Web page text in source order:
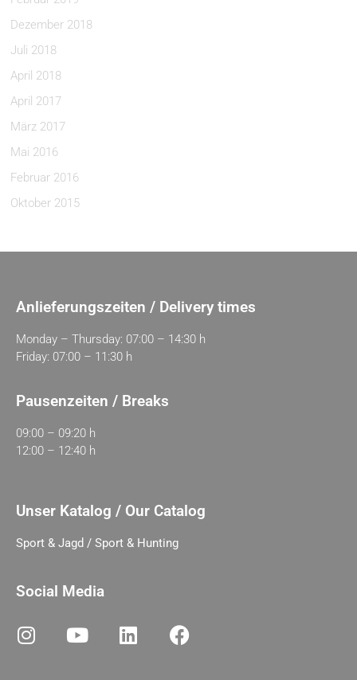
Dezember 2018
Juli 2018
April 2018
April 2017
März 2017
Mai 2016
Februar 2016
Oktober 2015
Anlieferungszeiten / Delivery times
Monday – Thursday: 07:00 – 14:30 h
Friday: 07:00 – 11:30 h
Pausenzeiten / Breaks
09:00 – 09:20 h
12:00 – 12:40 h
Unser Katalog / Our Catalog
Sport & Jagd / Sport & Hunting
Social Media